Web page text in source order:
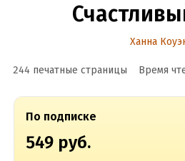
Ханна
244 печатные страницы Время
По подписке
549 руб.